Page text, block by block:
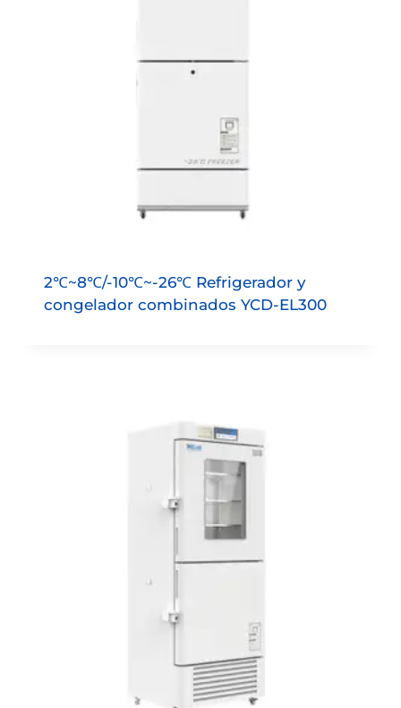
2℃~8℃/-10℃~-26℃ Refrigerador y
congelador combinados YCD-EL300